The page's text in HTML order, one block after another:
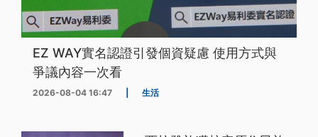
EZ WAY實名認證引發個資疑慮 使用方式與
爭議內容一次看
2026-08-04 16:47 生活